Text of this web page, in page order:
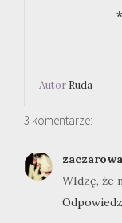
Autor Ruda
3 komentarze:
WIdzę, że
Odpowiedz